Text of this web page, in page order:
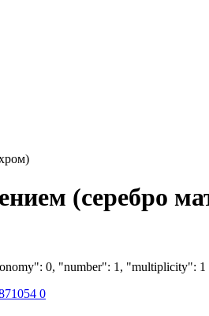
(серебро
0, "number": 1, "multiplicity":